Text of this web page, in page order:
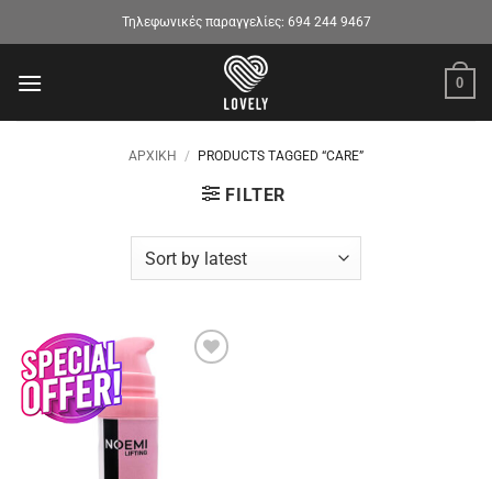
στο
Τηλεφωνικές παραγγελίες: 694 244 9467
0
ΑΡΧΙΚΉ / PRODUCTS TAGGED “CARE”
FILTER